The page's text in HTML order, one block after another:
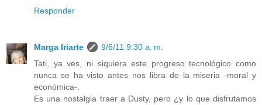
Responder
Marga Iriarte
9/6/11 9:30 a. m.
Tati, ya ves, ni siquiera este progreso tecnológico como
nunca se ha visto antes nos libra de la miseria -moral y
económica-.
Es una nostalgia traer a Dusty, pero ¿y lo que disfrutamos